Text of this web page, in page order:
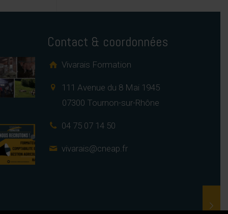
Contact & coordonnées
Vivarais Formation
111 Avenue du 8 Mai 1945
07300 Tournon-sur-Rhône
04 75 07 14 50
vivarais@cneap.fr